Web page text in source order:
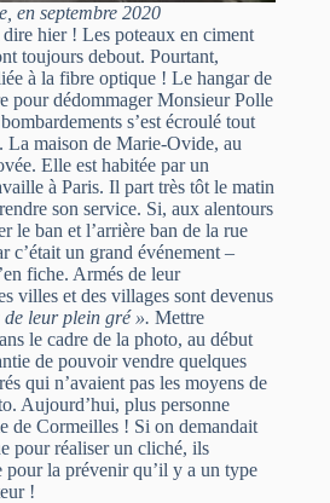
en septembre 2020
hier ! Les poteaux en ciment
toujours debout. Pourtant,
à la fibre optique ! Le hangar de
pour dédommager Monsieur Polle
s’est écroulé tout
La maison de Marie-Ovide, au
Elle est habitée par un
à Paris. Il part très tôt le matin
son service. Si, aux alentours
le ban et l’arrière ban de la rue
c’était un grand événement –
fiche. Armés de leur
villes et des villages sont devenus
de leur plein gré ». Mettre
le cadre de la photo, au début
de pouvoir vendre quelques
qui n’avaient pas les moyens de
Aujourd’hui, plus personne
de Cormeilles ! Si on demandait
pour réaliser un cliché, ils
pour la prévenir qu’il y a un type
!